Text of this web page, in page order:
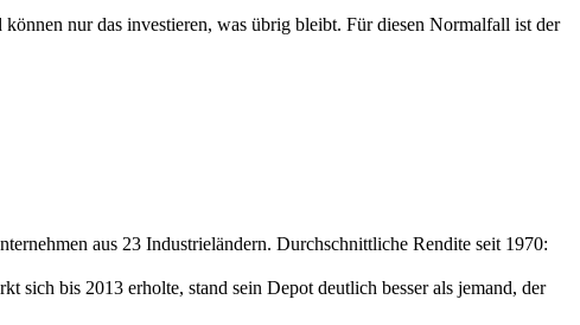
nur das investieren, was übrig bleibt. Für diesen Normalfall ist der
aus 23 Industrieländern. Durchschnittliche Rendite seit 1970:
sich bis 2013 erholte, stand sein Depot deutlich besser als jemand, der